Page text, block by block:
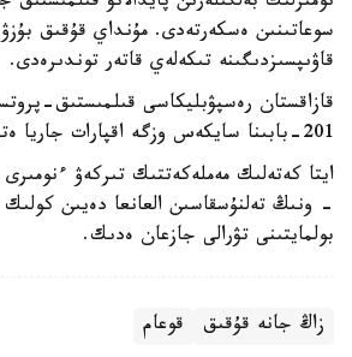
سوعاتىنىن ەسكەرتەدى. مۇنداي قۇقىق
قاۋىپسىزدىگىنە تىكەلەي قاتەر توندىرەدى.
قازاقستان رەسپۋبليكاسى قىلمىستىق-
201-بابىنا سايكەس وزگە اقپارات جاريا ەتۋگە جاتپايدى.
ايتا كەتەلىك مەملەكەتتىك تىركەۋ
- ونىڭ تەلنۇسقاسىن العانعا دەيىن كولىك
بولمايتىنى تۋرالى جازعان ەدىك.
زاڭ جانە قۇقىق قوعام